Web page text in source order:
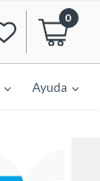
0
Ayuda